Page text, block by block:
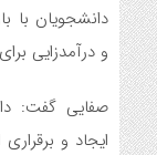
دانشجویان با
و درآمدزایی
صفایی گفت:
ایجاد و